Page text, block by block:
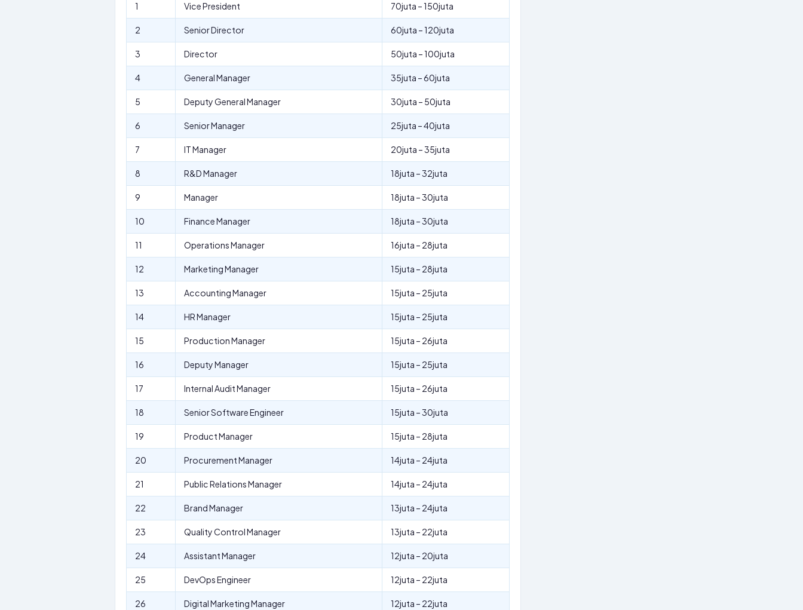
1 Vice President 70juta – 150juta
2 Senior Director 60juta – 120juta
3 Director 50juta – 100juta
4 General Manager 35juta – 60juta
5 Deputy General Manager 30juta – 50juta
6 Senior Manager 25juta – 40juta
7 IT Manager 20juta – 35juta
8 R&D Manager 18juta – 32juta
9 Manager 18juta – 30juta
10 Finance Manager 18juta – 30juta
11 Operations Manager 16juta – 28juta
12 Marketing Manager 15juta – 28juta
13 Accounting Manager 15juta – 25juta
14 HR Manager 15juta – 25juta
15 Production Manager 15juta – 26juta
16 Deputy Manager 15juta – 25juta
17 Internal Audit Manager 15juta – 26juta
18 Senior Software Engineer 15juta – 30juta
19 Product Manager 15juta – 28juta
20 Procurement Manager 14juta – 24juta
21 Public Relations Manager 14juta – 24juta
22 Brand Manager 13juta – 24juta
23 Quality Control Manager 13juta – 22juta
24 Assistant Manager 12juta – 20juta
25 DevOps Engineer 12juta – 22juta
26 Digital Marketing Manager 12juta – 22juta